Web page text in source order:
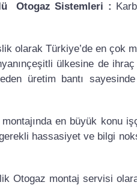
Otogaz Sistemleri :
olarak Türkiye’de en çok
ülkesine de
üretim bantı
en büyük konu
hassasiyet ve bilgi
Otogaz montaj servisi